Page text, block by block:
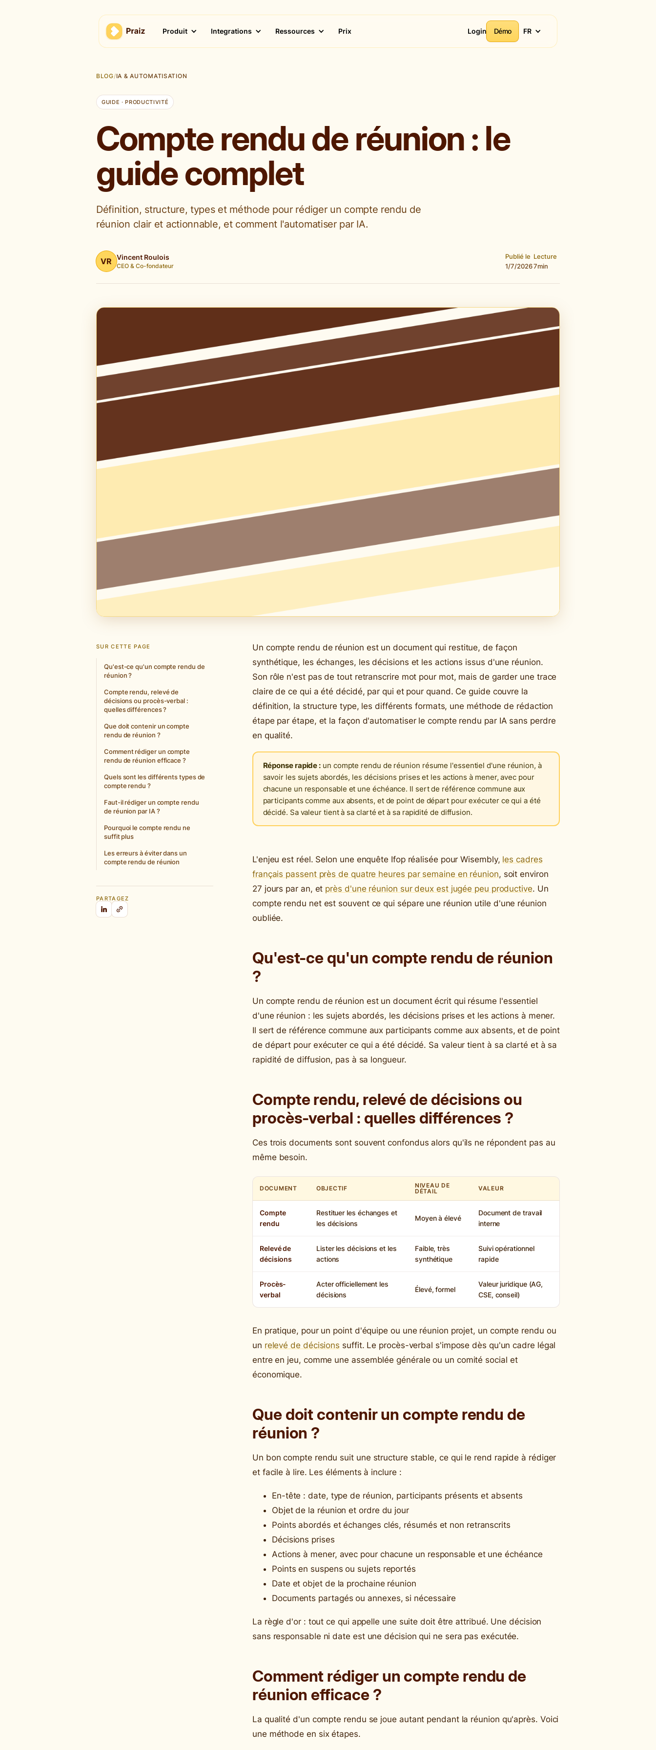
Produit Integrations Ressources Prix Login Démo FR
BLOG/IA & AUTOMATISATION
GUIDE · PRODUCTIVITÉ
Compte rendu de réunion : le
guide complet
Définition, structure, types et méthode pour rédiger un compte rendu de
réunion clair et actionnable, et comment l'automatiser par IA.
VR Vincent Roulois
CEO & Co-fondateur
Publié le
1/7/2026
Lecture
7min
SUR CETTE PAGE
Qu'est-ce qu'un compte rendu de
réunion ?
Compte rendu, relevé de
décisions ou procès-verbal :
quelles différences ?
Que doit contenir un compte
rendu de réunion ?
Comment rédiger un compte
rendu de réunion efficace ?
Quels sont les différents types de
compte rendu ?
Faut-il rédiger un compte rendu
de réunion par IA ?
Pourquoi le compte rendu ne
suffit plus
Les erreurs à éviter dans un
compte rendu de réunion
PARTAGEZ
Un compte rendu de réunion est un document qui restitue, de façon
synthétique, les échanges, les décisions et les actions issus d'une réunion.
Son rôle n'est pas de tout retranscrire mot pour mot, mais de garder une trace
claire de ce qui a été décidé, par qui et pour quand. Ce guide couvre la
définition, la structure type, les différents formats, une méthode de rédaction
étape par étape, et la façon d'automatiser le compte rendu par IA sans perdre
en qualité.
Réponse rapide : un compte rendu de réunion résume l'essentiel d'une réunion, à
savoir les sujets abordés, les décisions prises et les actions à mener, avec pour
chacune un responsable et une échéance. Il sert de référence commune aux
participants comme aux absents, et de point de départ pour exécuter ce qui a été
décidé. Sa valeur tient à sa clarté et à sa rapidité de diffusion.
L'enjeu est réel. Selon une enquête Ifop réalisée pour Wisembly, les cadres
français passent près de quatre heures par semaine en réunion, soit environ
27 jours par an, et près d'une réunion sur deux est jugée peu productive. Un
compte rendu net est souvent ce qui sépare une réunion utile d'une réunion
oubliée.
Qu'est-ce qu'un compte rendu de réunion
?
Un compte rendu de réunion est un document écrit qui résume l'essentiel
d'une réunion : les sujets abordés, les décisions prises et les actions à mener.
Il sert de référence commune aux participants comme aux absents, et de point
de départ pour exécuter ce qui a été décidé. Sa valeur tient à sa clarté et à sa
rapidité de diffusion, pas à sa longueur.
Compte rendu, relevé de décisions ou
procès-verbal : quelles différences ?
Ces trois documents sont souvent confondus alors qu'ils ne répondent pas au
même besoin.
DOCUMENT OBJECTIF
NIVEAU DE
DÉTAIL
VALEUR
Compte
rendu
Restituer les échanges et
les décisions
Moyen à élevé
Document de travail
interne
Relevé de
décisions
Lister les décisions et les
actions
Faible, très
synthétique
Suivi opérationnel
rapide
Procès-
verbal
Acter officiellement les
décisions
Élevé, formel
Valeur juridique (AG,
CSE, conseil)
En pratique, pour un point d'équipe ou une réunion projet, un compte rendu ou
un relevé de décisions suffit. Le procès-verbal s'impose dès qu'un cadre légal
entre en jeu, comme une assemblée générale ou un comité social et
économique.
Que doit contenir un compte rendu de
réunion ?
Un bon compte rendu suit une structure stable, ce qui le rend rapide à rédiger
et facile à lire. Les éléments à inclure :
En-tête : date, type de réunion, participants présents et absents
Objet de la réunion et ordre du jour
Points abordés et échanges clés, résumés et non retranscrits
Décisions prises
Actions à mener, avec pour chacune un responsable et une échéance
Points en suspens ou sujets reportés
Date et objet de la prochaine réunion
Documents partagés ou annexes, si nécessaire
La règle d'or : tout ce qui appelle une suite doit être attribué. Une décision
sans responsable ni date est une décision qui ne sera pas exécutée.
Comment rédiger un compte rendu de
réunion efficace ?
La qualité d'un compte rendu se joue autant pendant la réunion qu'après. Voici
une méthode en six étapes.